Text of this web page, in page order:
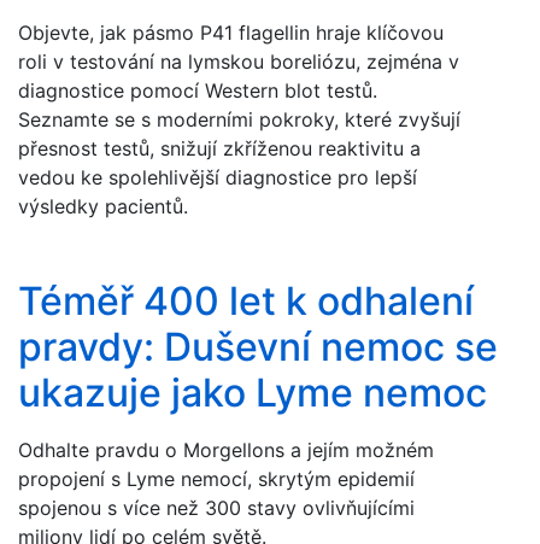
Objevte, jak pásmo P41 flagellin hraje klíčovou
roli v testování na lymskou boreliózu, zejména v
diagnostice pomocí Western blot testů.
Seznamte se s moderními pokroky, které zvyšují
přesnost testů, snižují zkříženou reaktivitu a
vedou ke spolehlivější diagnostice pro lepší
výsledky pacientů.
Téměř 400 let k odhalení
pravdy: Duševní nemoc se
ukazuje jako Lyme nemoc
Odhalte pravdu o Morgellons a jejím možném
propojení s Lyme nemocí, skrytým epidemií
spojenou s více než 300 stavy ovlivňujícími
miliony lidí po celém světě.